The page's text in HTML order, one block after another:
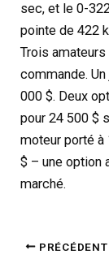
sec, et le 0-
pointe de 422
Trois
commande.
000 $. Deux
pour 24 500 $
moteur porté à
$ – une option
marché.
PRÉCÉDENT